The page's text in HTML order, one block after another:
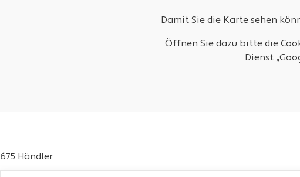
Damit Sie die Karte sehen
Öffnen Sie dazu bitte die
Dienst
675 Händler